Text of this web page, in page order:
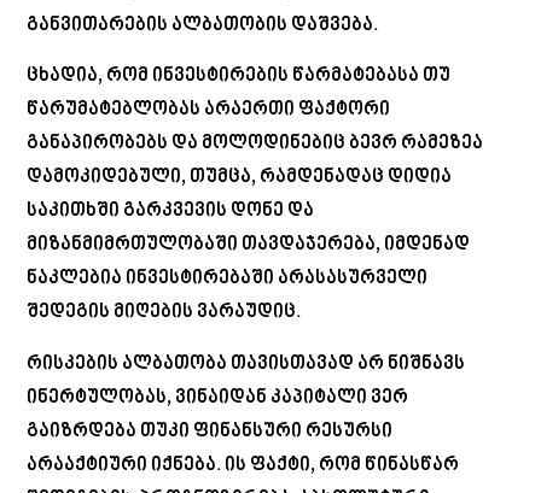
განვითარების ალბათობის დაშვება.
ცხადია, რომ ინვესტირების წარმატებასა თუ
წარუმატებლობას არაერთი ფაქტორი
განაპირობებს და მოლოდინებიც ბევრ რამეზეა
დამოკიდებული, თუმცა, რამდენადაც დიდია
საკითხში გარკვევის დონე და
მიზანმიმრთულობაში თავდაჯერება, იმდენად
ნაკლებია ინვესტირებაში არასასურველი
შედეგის მიღების ვარაუდიც.
რისკების ალბათობა თავისთავად არ ნიშნავს
ინერტულობას, ვინაიდან კაპიტალი ვერ
გაიზრდება თუკი ფინანსური რესურსი
არააქტიური იქნება. ის ფაქტი, რომ წინასწარ